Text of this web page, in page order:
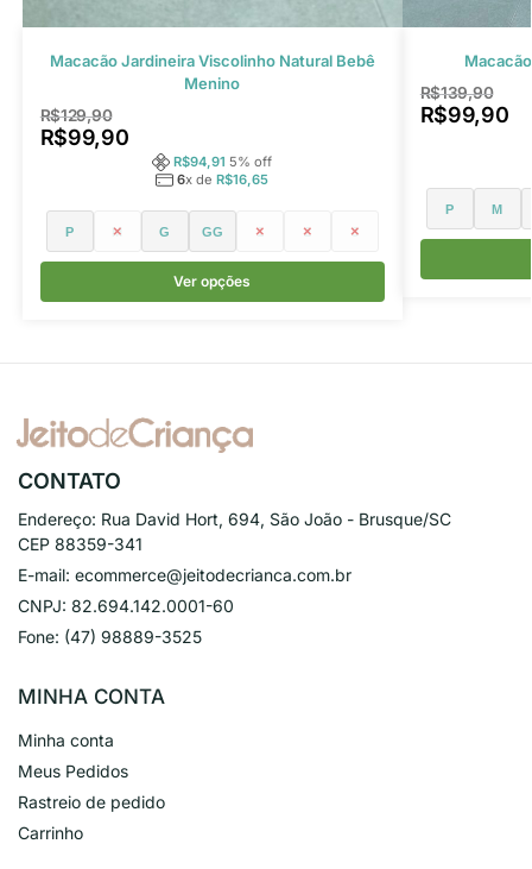
Macacão Jardineira Viscolinho Natural Bebê
Menino
R$129,90
R$99,90
R$94,91 5% off
6x deR$16,65
P M G GG 1 2 3
Ver opções
R$139,90
R$99,90
P M
CONTATO
Endereço: Rua David Hort, 694, São João - Brusque/SC
CEP 88359-341
E-mail: ecommerce@jeitodecrianca.com.br
CNPJ: 82.694.142.0001-60
Fone: (47) 98889-3525
MINHA CONTA
Minha conta
Meus Pedidos
Rastreio de pedido
Carrinho